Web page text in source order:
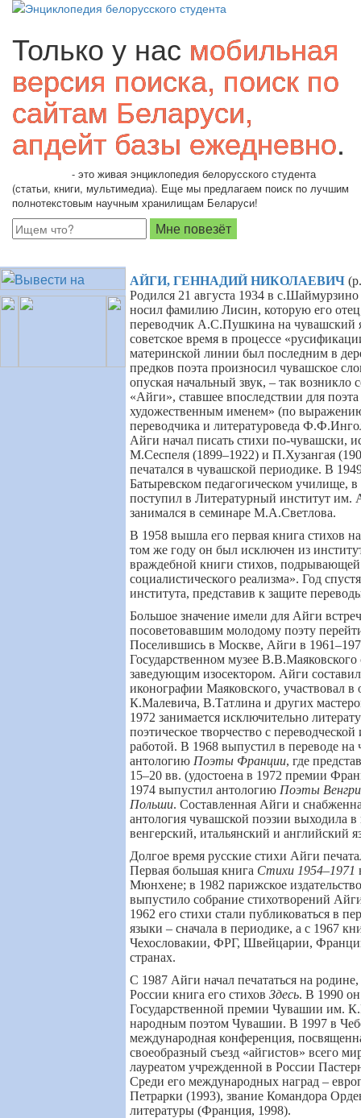
Только у нас мобильная
версия поиска, поиск по
сайтам Беларуси,
апдейт базы ежедневно.
- это живая энциклопедия белорусского студента
(статьи, книги, мультимедиа). Еще мы предлагаем поиск по лучшим
полнотекстовым научным хранилищам Беларуси!
АЙГИ, ГЕННАДИЙ НИКОЛАЕВИЧ
Родился 21 августа 1934 в
носил фамилию Лисин, которую его
переводчик А.С.Пушкина на чувашский
советское время в процессе
материнской линии был последним в
предков поэта произносил чувашское
опуская начальный звук, – так возникло
«Айги», ставшее впоследствии для
художественным именем» (по
переводчика и литературоведа
Айги начал писать стихи по-чувашски,
М.Сеспеля (1899–1922) и П.Хузангая
печатался в чувашской периодике. В
Батыревском педагогическом училище, в
поступил в Литературный институт им.
занимался в семинаре М.А.Светлова.
В 1958 вышла его первая книга стихов
том же году он был исключен из
враждебной книги стихов,
социалистического реализма». Год
института, представив к защите
Большое значение имели для Айги
посоветовавшим молодому поэту
Поселившись в Москве, Айги в
Государственном музее
заведующим изосектором. Айги
иконографии Маяковского, участвовал в
К.Малевича, В.Татлина и других
1972 занимается исключительно
поэтическое творчество с переводческой
работой. В 1968 выпустил в переводе на
антологию Поэты Франции, где
15–20 вв. (удостоена в 1972 премии
1974 выпустил антологию Поэты
Польши. Составленная Айги и
антология чувашской поэзии выходила в
венгерский, итальянский и английский
Долгое время русские стихи Айги
Первая большая книга Стихи 1954–1971
Мюнхене; в 1982 парижское
выпустило собрание стихотворений
1962 его стихи стали публиковаться в
языки – сначала в периодике, а с 1967
Чехословакии, ФРГ, Швейцарии,
странах.
С 1987 Айги начал печататься на
России книга его стихов Здесь. В 1990
Государственной премии Чувашии им.
народным поэтом Чувашии. В 1997 в
международная конференция,
своеобразный съезд «айгистов» всего
лауреатом учрежденной в России
Среди его международных наград –
Петрарки (1993), звание Командора
литературы (Франция, 1998).